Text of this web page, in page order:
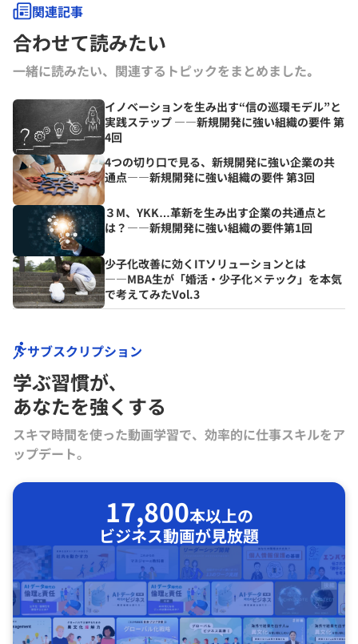
関連記事
合わせて読みたい
一緒に読みたい、関連するトピックをまとめました｡
イノベーションを生み出す“信の巡環モデル”と
実践ステップ ――新規開発に強い組織の要件 第
4回
4つの切り口で見る、新規開発に強い企業の共
通点――新規開発に強い組織の要件 第3回
３M、YKK…革新を生み出す企業の共通点と
は？――新規開発に強い組織の要件第1回
少子化改善に効くITソリューションとは
――MBA生が「婚活・少子化×テック」を本気
で考えてみたVol.3
サブスクリプション
学ぶ習慣が､
あなたを強くする
スキマ時間を使った動画学習で、効率的に仕事スキルをア
ップデート。
17,800本以上の
ビジネス動画が見放題